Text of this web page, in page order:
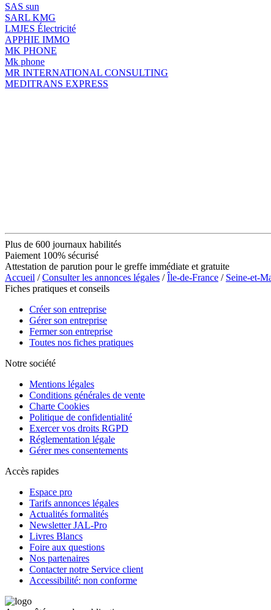
SAS sun
SARL KMG
LMJES Électricité
APPHIE IMMO
MK PHONE
Mk phone
MR INTERNATIONAL CONSULTING
MEDITRANS EXPRESS
Plus de 600 journaux habilités
Paiement 100% sécurisé
Attestation de parution pour le greffe immédiate et gratuite
Accueil /Consulter les annonces légales /Île-de-France / Seine-et-
Fiches pratiques et conseils
Créer son entreprise
Gérer son entreprise
Fermer son entreprise
Toutes nos fiches pratiques
Notre société
Mentions légales
Conditions générales de vente
Charte Cookies
Politique de confidentialité
Exercer vos droits RGPD
Réglementation légale
Gérer mes consentements
Accès rapides
Espace pro
Tarifs annonces légales
Actualités formalités
Newsletter JAL-Pro
Livres Blancs
Foire aux questions
Nos partenaires
Contacter notre Service client
Accessibilité: non conforme